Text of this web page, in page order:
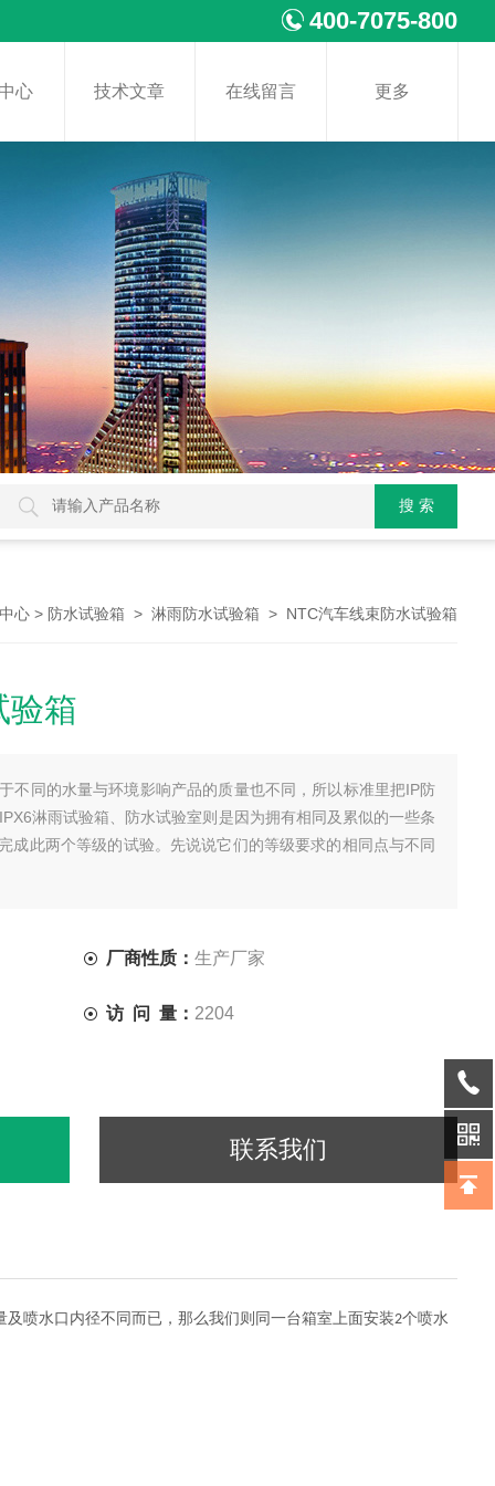
400-7075-800
心 技术文章 在线留言 更多
心 > 防水试验箱 >淋雨防水试验箱 > NTC汽车线束防水试验箱
验箱
不同的水量与环境影响产品的质量也不同，所以标准里把IP防
淋雨试验箱、防水试验室则是因为拥有相同及累似的一些条
成此两个等级的试验。先说说它们的等级要求的相同点与不同
厂商性质：生产厂家
访 问 量： 2204
联系我们
喷水口内径不同而已，那么我们则同一台箱室上面安装2个喷水